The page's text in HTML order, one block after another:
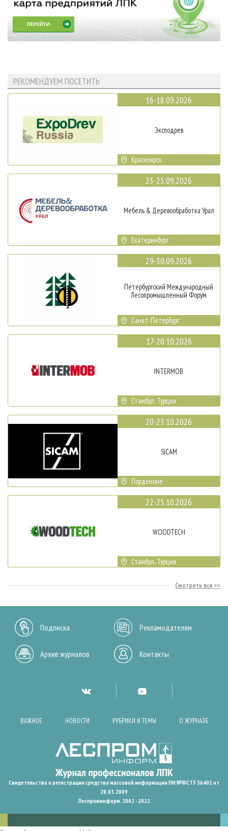
РЕКОМЕНДУЕМ ПОСЕТИТЬ
16-18.09.2026
Эксподрев
Красноярск
23-25.09.2026
Мебель & Деревообработка Урал
Екатеринбург
29-30.09.2026
Петербургский Международный
Лесопромышленный Форум
Санкт-Петербург
17-20.10.2026
INTERMOB
Стамбул, Турция
20-23.10.2026
SICAM
Порденоне
22-25.10.2026
WOODTECH
Стамбул, Турция
Смотреть все
Подписка Рекламодателям
Архив журналов Контакты
ВАЖНОЕ НОВОСТИ РУБРИКИ И ТЕМЫ О ЖУРНАЛЕ
Свидетельство о регистрации средства массовой информации ПИ №ФС77-36401 от
28.05.2009
Леспроминформ. 2002 - 2022